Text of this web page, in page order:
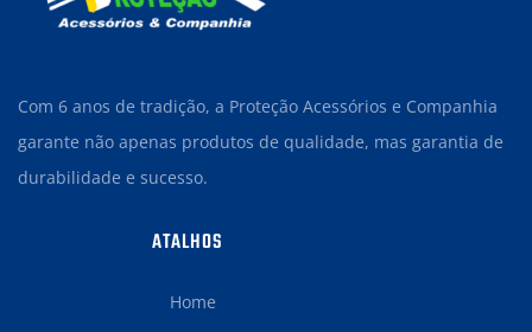
Com 6 anos de tradição, a Proteção Acessórios e Companhia
garante não apenas produtos de qualidade, mas garantia de
durabilidade e sucesso.
ATALHOS
Home